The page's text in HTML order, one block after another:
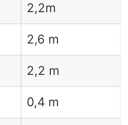
2,2m
2,6 m
2,2 m
0,4 m